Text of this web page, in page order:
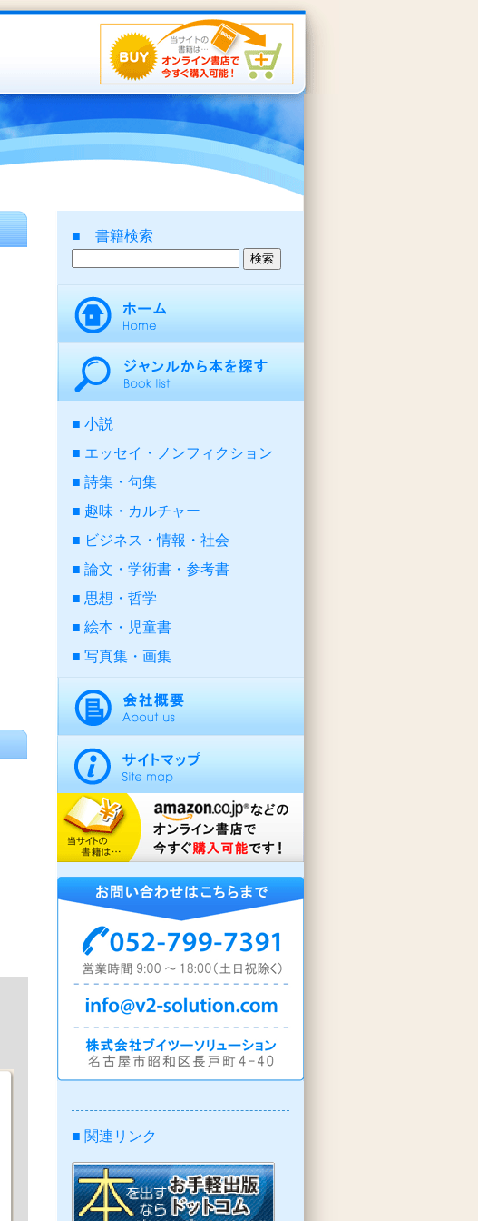
■ 書籍検索
小説
エッセイ・ノンフィクション
詩集・句集
趣味・カルチャー
ビジネス・情報・社会
論文・学術書・参考書
思想・哲学
絵本・児童書
写真集・画集
■ 関連リンク